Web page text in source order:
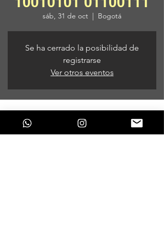
sáb, 31 de oct
  |
Bogotá
Se ha cerrado la posibilidad de
registrarse
Ver otros eventos
Horario y ubicación
31 de oct de 2020, 6:00 p. m. – 01 de nov